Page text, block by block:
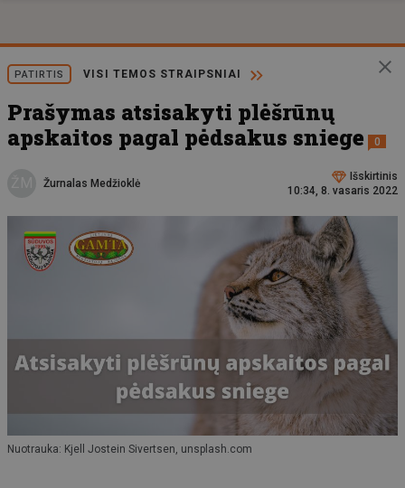
PATIRTIS VISI TEMOS STRAIPSNIAI
Prašymas atsisakyti plėšrūnų
apskaitos pagal pėdsakus sniege
0
Žurnalas Medžioklė
Išskirtinis
10:34, 8. vasaris 2022
Nuotrauka: Kjell Jostein Sivertsen, unsplash.com